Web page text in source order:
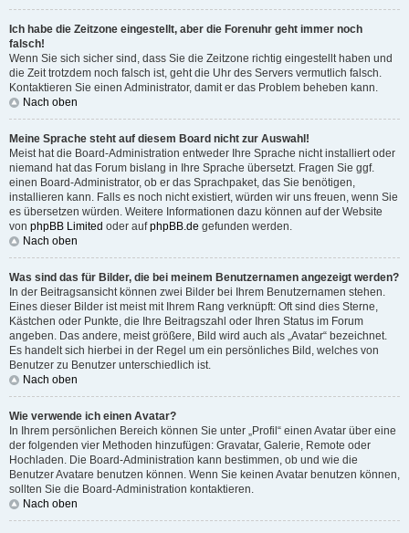
Ich habe die Zeitzone eingestellt, aber die Forenuhr geht immer noch
falsch!
Wenn Sie sich sicher sind, dass Sie die Zeitzone richtig eingestellt haben und
die Zeit trotzdem noch falsch ist, geht die Uhr des Servers vermutlich falsch.
Kontaktieren Sie einen Administrator, damit er das Problem beheben kann.
Nach oben
Meine Sprache steht auf diesem Board nicht zur Auswahl!
Meist hat die Board-Administration entweder Ihre Sprache nicht installiert oder
niemand hat das Forum bislang in Ihre Sprache übersetzt. Fragen Sie ggf.
einen Board-Administrator, ob er das Sprachpaket, das Sie benötigen,
installieren kann. Falls es noch nicht existiert, würden wir uns freuen, wenn Sie
es übersetzen würden. Weitere Informationen dazu können auf der Website
von phpBB Limited oder aufphpBB.de gefunden werden.
Nach oben
Was sind das für Bilder, die bei meinem Benutzernamen angezeigt werden?
In der Beitragsansicht können zwei Bilder bei Ihrem Benutzernamen stehen.
Eines dieser Bilder ist meist mit Ihrem Rang verknüpft: Oft sind dies Sterne,
Kästchen oder Punkte, die Ihre Beitragszahl oder Ihren Status im Forum
angeben. Das andere, meist größere, Bild wird auch als „Avatar“ bezeichnet.
Es handelt sich hierbei in der Regel um ein persönliches Bild, welches von
Benutzer zu Benutzer unterschiedlich ist.
Nach oben
Wie verwende ich einen Avatar?
In Ihrem persönlichen Bereich können Sie unter „Profil“ einen Avatar über eine
der folgenden vier Methoden hinzufügen: Gravatar, Galerie, Remote oder
Hochladen. Die Board-Administration kann bestimmen, ob und wie die
Benutzer Avatare benutzen können. Wenn Sie keinen Avatar benutzen können,
sollten Sie die Board-Administration kontaktieren.
Nach oben